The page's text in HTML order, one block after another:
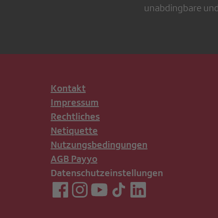
unabdingbare
Kontakt
Impressum
Rechtliches
Netiquette
Nutzungsbedingungen
AGB Payyo
Datenschutzeinstellungen